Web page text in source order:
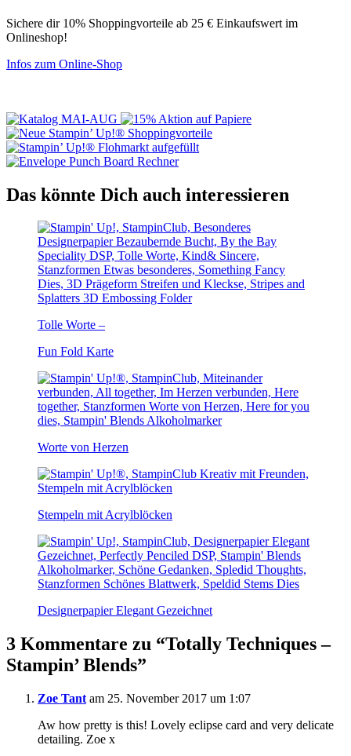
Sichere dir 10% Shoppingvorteile ab 25 € Einkaufswert im
Onlineshop!
Infos zum Online-Shop
Das könnte Dich auch interessieren
Tolle Worte –
Fun Fold Karte
Worte von Herzen
Stempeln mit Acrylblöcken
Designerpapier Elegant Gezeichnet
3 Kommentare zu “Totally Techniques –
Stampin’ Blends”
Zoe Tant am 25. November 2017 um 1:07
Aw how pretty is this! Lovely eclipse card and very delicate
detailing. Zoe x